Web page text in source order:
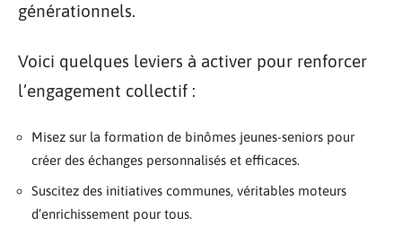
générationnels.
Voici quelques leviers à activer pour renforcer
l’engagement collectif :
Misez sur la formation de binômes jeunes-seniors pour
créer des échanges personnalisés et efficaces.
Suscitez des initiatives communes, véritables moteurs
d’enrichissement pour tous.